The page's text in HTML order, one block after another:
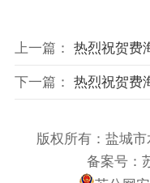
上一篇： 热烈祝贺费
下一篇： 热烈祝贺费
版权所有：盐城
备案号：